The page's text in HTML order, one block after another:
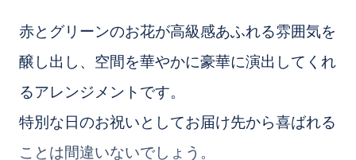
赤とグリーンのお花が高級感あふれる雰囲気を
醸し出し、空間を華やかに豪華に演出してくれ
るアレンジメントです。
特別な日のお祝いとしてお届け先から喜ばれる
ことは間違いないでしょう。